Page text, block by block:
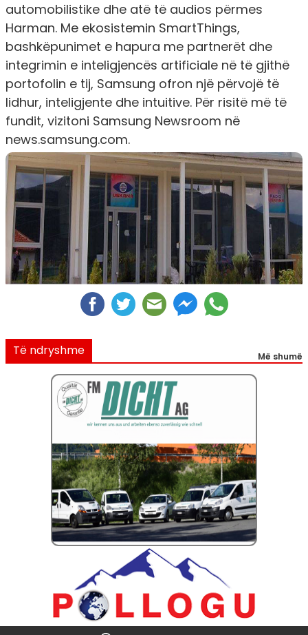
automobilistike dhe atë të audios përmes
Harman. Me ekosistemin SmartThings,
bashkëpunimet e hapura me partnerët dhe
integrimin e inteligjencës artificiale në të gjithë
portofolin e tij, Samsung ofron një përvojë të
lidhur, inteligjente dhe intuitive. Për risitë më të
fundit, vizitoni Samsung Newsroom në
news.samsung.com.
Të ndryshme Më shumë